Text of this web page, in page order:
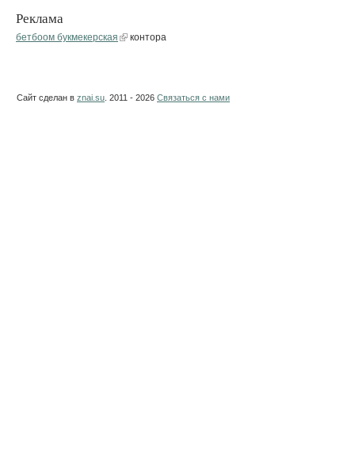
Реклама
бетбоом букмекерская контора
Сайт сделан в znai.su . 2011 - 2026 Связаться с нами